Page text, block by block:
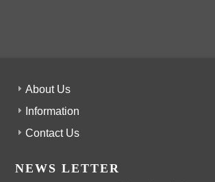
About Us
Information
Contact Us
NEWS LETTER